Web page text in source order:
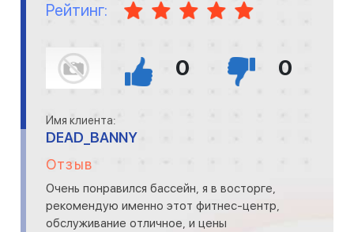
Рейтинг:
0 0
Имя клиента:
DEAD_BANNY
Отзыв
Очень понравился бассейн, я в восторге,
рекомендую именно этот фитнес-центр,
обслуживание отличное, и цены